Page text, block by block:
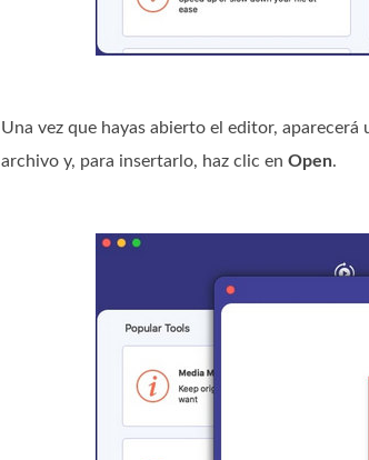
Una vez que hayas abierto el editor,
archivo y, para insertarlo, haz clic en Open.